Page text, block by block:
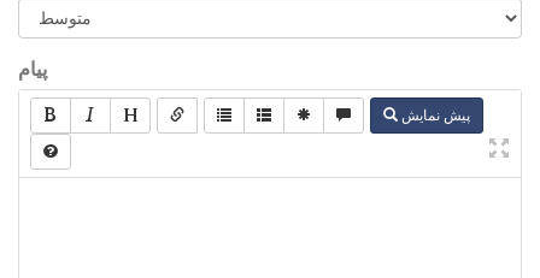
پیام
پیش نمایش